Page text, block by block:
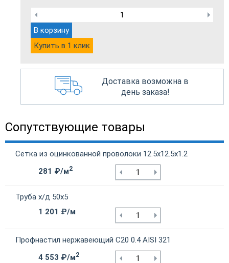
В корзину
Купить в 1 клик
Доставка возможна в
день заказа!
Сопутствующие товары
Сетка из оцинкованной проволоки 12.5х12.5х1.2
281 ₽/м2
Труба х/д 50х5
1 201 ₽/м
Профнастил нержавеющий С20 0.4 AISI 321
4 553 ₽/м2